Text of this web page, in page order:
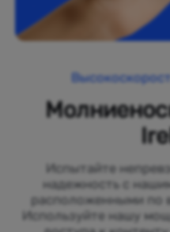
Испытайте
надежность с
расположенными по
Используйте нашу